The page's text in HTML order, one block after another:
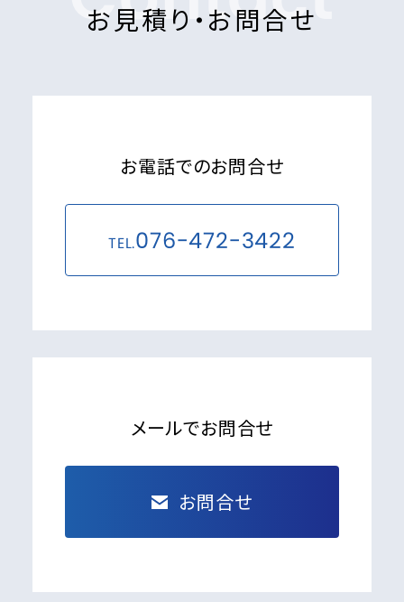
お見積り・お問合せ
お電話でのお問合せ
TEL.076-472-3422
メールでお問合せ
お問合せ